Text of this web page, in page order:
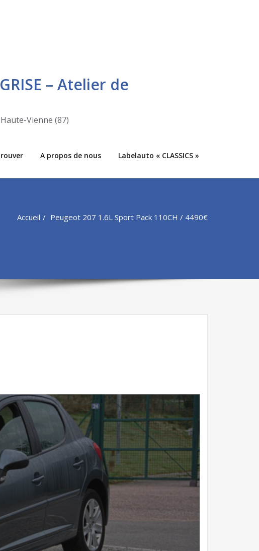
– Atelier de
Vienne (87)
A propos de nous Labelauto « CLASSICS »
Accueil Peugeot 207 1.6L Sport Pack 110CH / 4490€